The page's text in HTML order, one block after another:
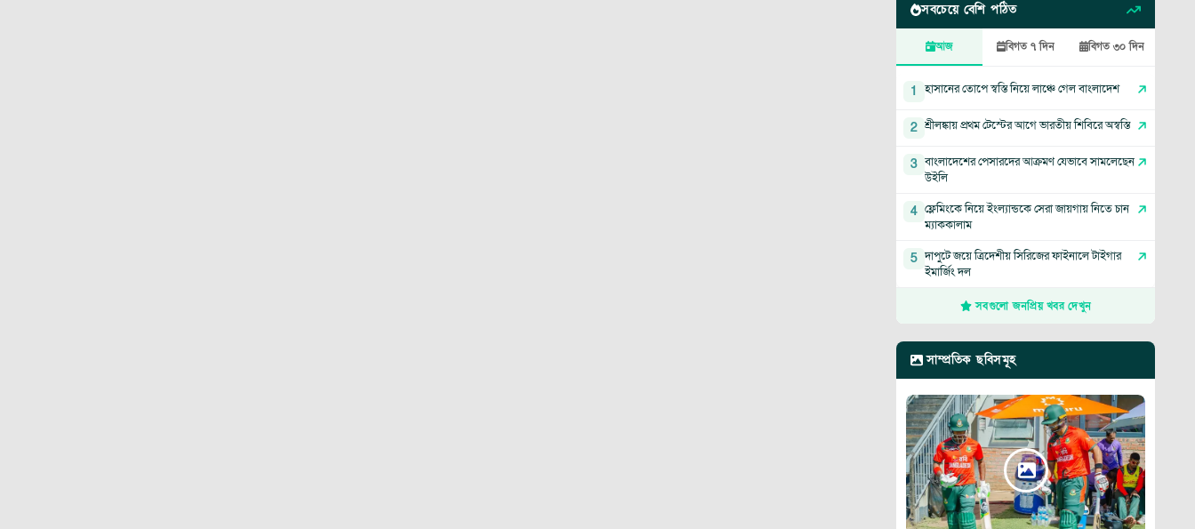
সবচেয়ে বেশি পঠিত
আজ বিগত ৭ দিন বিগত ৩০ দিন
1 হাসানের তোপে স্বস্তি নিয়ে লাঞ্চে গেল বাংলাদেশ
2 শ্রীলঙ্কায় প্রথম টেস্টের আগে ভারতীয় শিবিরে অস্বস্তি
3 বাংলাদেশের পেসারদের আক্রমণ যেভাবে সামলেছেন
উইলি
4 ফ্লেমিংকে নিয়ে ইংল্যান্ডকে সেরা জায়গায় নিতে চান
ম্যাককালাম
5 দাপুটে জয়ে ত্রিদেশীয় সিরিজের ফাইনালে টাইগার
ইমার্জিং দল
সবগুলো জনপ্রিয় খবর দেখুন
সাম্প্রতিক ছবিসমূহ